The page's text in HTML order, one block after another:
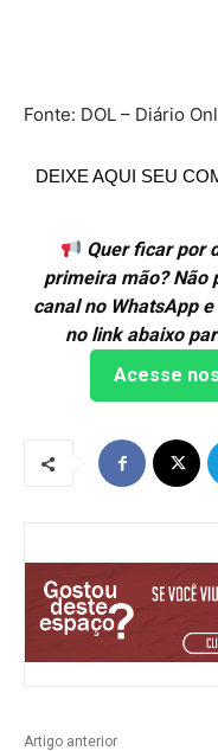
Fonte: DOL – Diário
DEIXE AQUI SEU
Quer ficar por
primeira mão? Não
canal no WhatsApp
no link abaixo
Acesse
Artigo anterior